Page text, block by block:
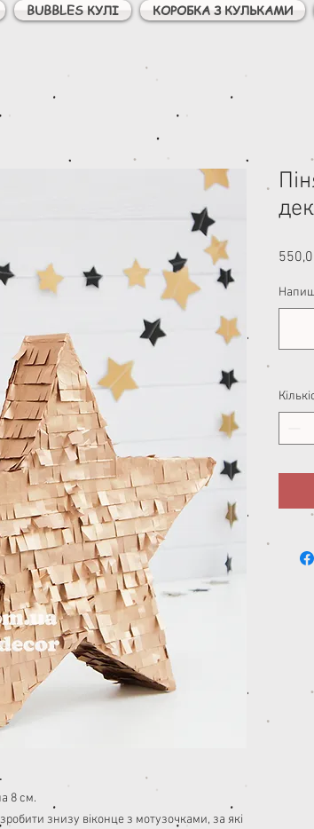
BUBBLES КУЛІ КОРОБКА З КУЛЬКАМИ
8 см.
знизу віконце з мотузочками, за які